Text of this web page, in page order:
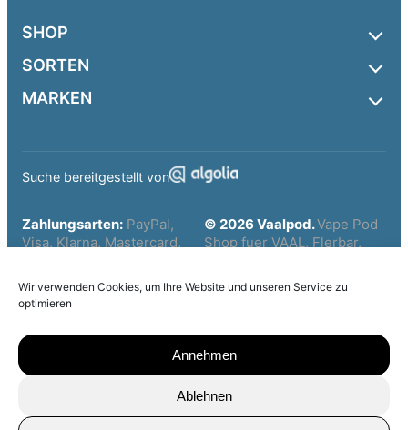
Wir verwenden Cookies, um Ihre Website und unseren Service zu
optimieren
Annehmen
Ablehnen
SHOP
SORTEN
MARKEN
Suche bereitgestellt von
Zahlungsarten: PayPal,
Visa, Klarna, Mastercard,
Optionen.
© 2026 Vaalpod.Vape Pod
Shop fuer VAAL, Flerbar,
Alle verwendeten
Markennamen dienen nur
der Veranschaulichung und
gehören Ihren jeweiligen
Eigentümern
Mehrwertsteuer zzgl.
Versandkosten, wenn nicht
anders beschrieben